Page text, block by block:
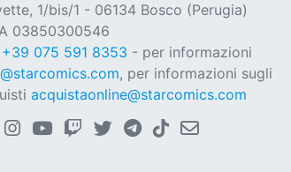
1/bis/1 - 06134 Bosco (Perugia)
03850300546
+39 075 591 8353 - per informazioni
, per informazioni sugli
acquistaonline@starcomics.com